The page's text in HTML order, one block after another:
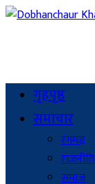
गृहपृष्ठ
समाचार
रंगमञ्च
राजनीति
समाज